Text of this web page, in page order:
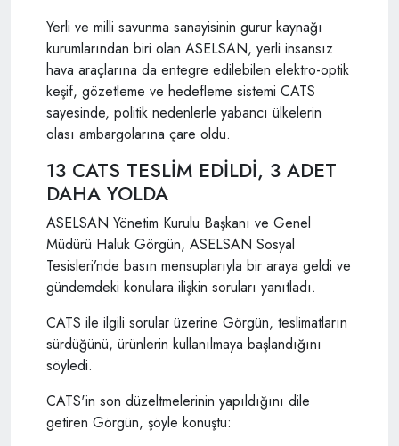
Yerli ve milli savunma sanayisinin gurur kaynağı
kurumlarından biri olan ASELSAN, yerli insansız
hava araçlarına da entegre edilebilen elektro-optik
keşif, gözetleme ve hedefleme sistemi CATS
sayesinde, politik nedenlerle yabancı ülkelerin
olası ambargolarına çare oldu.
13 CATS TESLİM EDİLDİ, 3 ADET
DAHA YOLDA
ASELSAN Yönetim Kurulu Başkanı ve Genel
Müdürü Haluk Görgün, ASELSAN Sosyal
Tesisleri’nde basın mensuplarıyla bir araya geldi ve
gündemdeki konulara ilişkin soruları yanıtladı.
CATS ile ilgili sorular üzerine Görgün, teslimatların
sürdüğünü, ürünlerin kullanılmaya başlandığını
söyledi.
CATS'in son düzeltmelerinin yapıldığını dile
getiren Görgün, şöyle konuştu: